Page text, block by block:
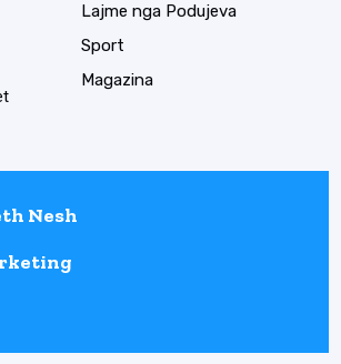
Lajme nga Podujeva
Sport
Magazina
Nesh